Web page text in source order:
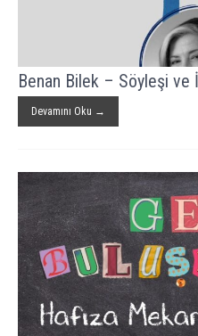
Benan Bilek – Söyleşi ve
Devamını Oku →